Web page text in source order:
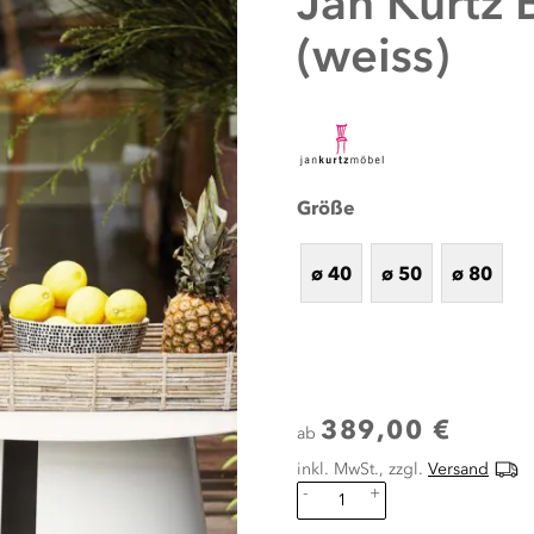
(weiss)
Größe
ø 40 ø 50 ø 80
ab 389,00 €
inkl. MwSt., zzgl. Versand
-
+